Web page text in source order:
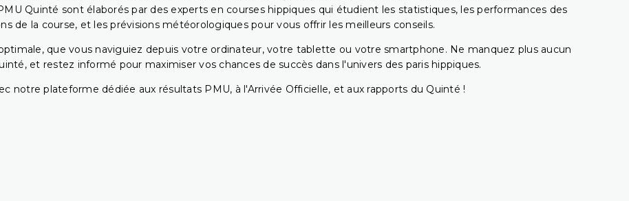
Quinté sont élaborés par des experts en courses hippiques qui étudient les statistiques, les performances des
de la course, et les prévisions météorologiques pour vous offrir les meilleurs conseils.
que vous naviguiez depuis votre ordinateur, votre tablette ou votre smartphone. Ne manquez plus aucun
et restez informé pour maximiser vos chances de succès dans l'univers des paris hippiques.
notre plateforme dédiée aux résultats PMU, à l'Arrivée Officielle, et aux rapports du Quinté !